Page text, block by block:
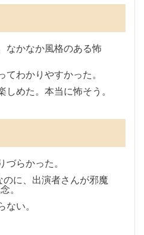
なかなか風格のある怖
てわかりやすかった。
しめた。本当に怖そう。
づらかった。
に、出演者さんが邪魔
。
ない。